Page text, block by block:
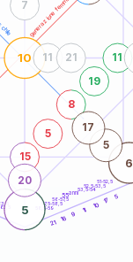
generazione femminile
51-52,5
52,5-53,5
53,5-54
56-57,5
57,5-58,5
58,5-59
5
17
10
11
9
16
21
5
10
6
15
5
8
19
11
20
11 21
7
5
17
55anni